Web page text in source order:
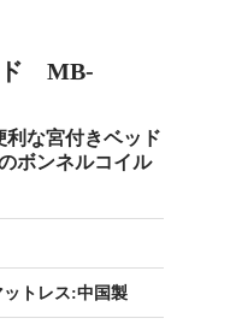
ド MB-
な宮付きベッド
ボンネルコイル
トレス:中国製